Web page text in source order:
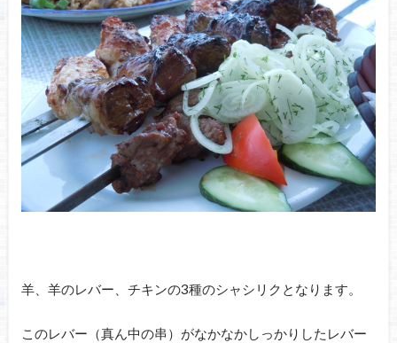
羊、羊のレバー、チキンの3種のシャシリクとなります。
このレバー（真ん中の串）がなかなかしっかりしたレバー